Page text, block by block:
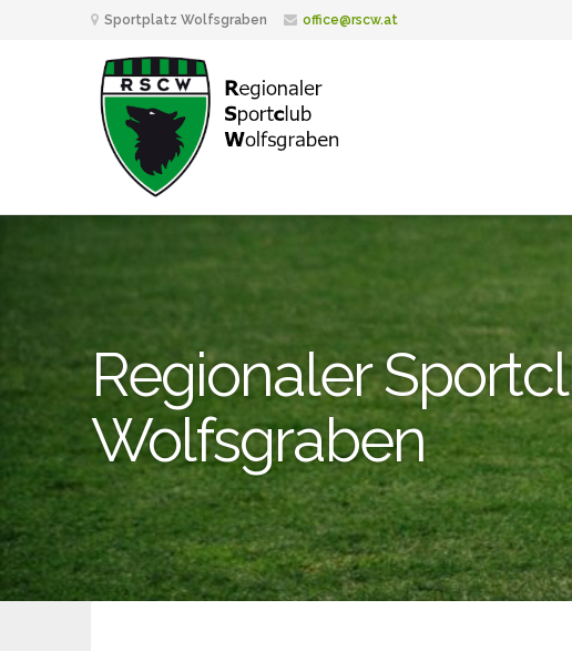
Sportplatz Wolfsgraben office@rscw.at
Regionaler
Wolfsgraben